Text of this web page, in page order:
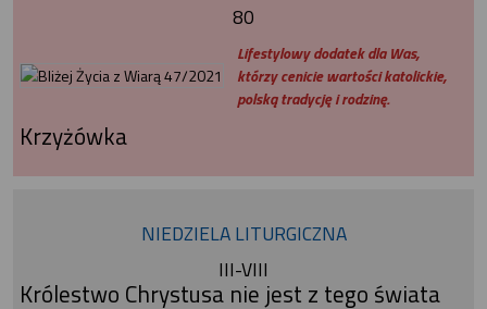
80
Lifestylowy dodatek dla Was,
którzy cenicie wartości katolickie,
polską tradycję i rodzinę.
Krzyżówka
NIEDZIELA LITURGICZNA
III-VIII
Królestwo Chrystusa nie jest z tego świata